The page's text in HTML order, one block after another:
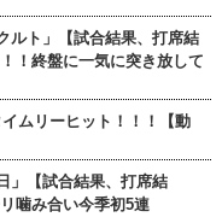
ト」【試合結果、打席結
終盤に一気に突き放して
ムリーヒット！！！【動
」【試合結果、打席結
噛み合い今季初5連